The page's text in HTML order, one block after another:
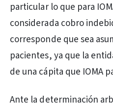
particular lo que para
considerada cobro
corresponde que sea
pacientes, ya que la
de una cápita que IOMA
Ante la determinación